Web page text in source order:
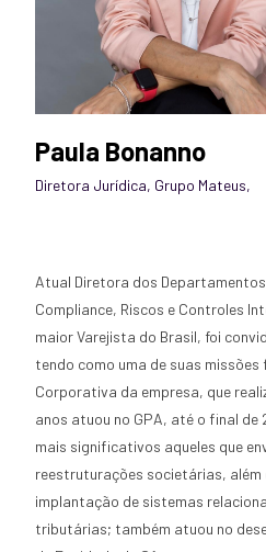
Paula Bonanno
Diretora Jurídica, Grupo Mateus,
Atual Diretora dos
Compliance, Riscos e Controles
maior Varejista do Brasil, foi
tendo como uma de suas
Corporativa da empresa, que
anos atuou no GPA, até o final
mais significativos aqueles que
reestruturações societárias, além
implantação de sistemas
tributárias; também atuou no